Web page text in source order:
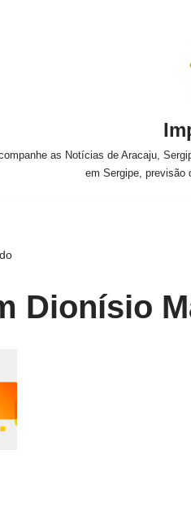
as Notícias de Aracaju,
em Sergipe, previsão
Dionísio